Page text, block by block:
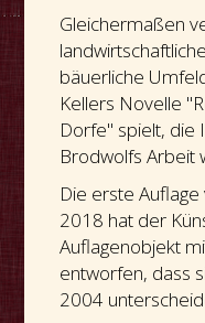
Gleichermaßen
bäuerliche
Kellers Novelle
Dorfe" spielt, die
Brodwolfs Arbeit
Die erste
2018 hat der
Auflagenobjekt
entworfen, dass
2004